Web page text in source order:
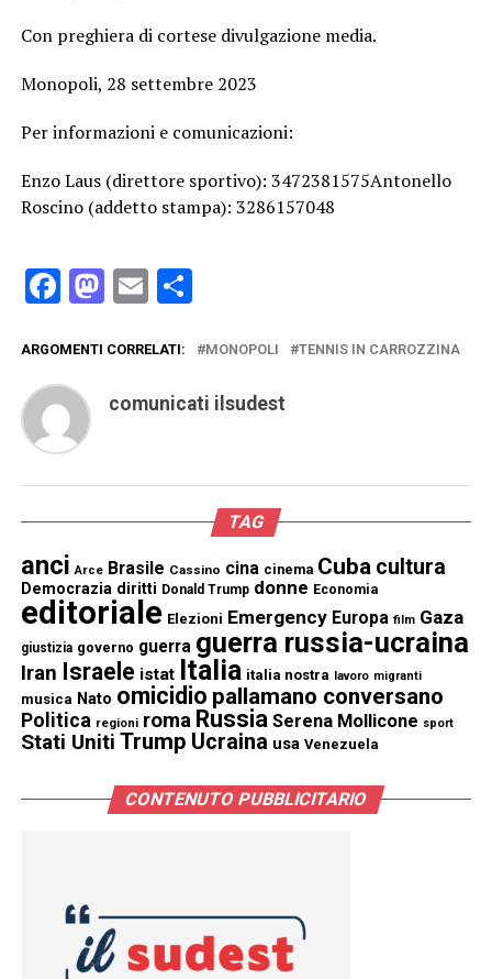
Con preghiera di cortese divulgazione media.
Monopoli, 28 settembre 2023
Per informazioni e comunicazioni:
Enzo Laus (direttore sportivo): 3472381575Antonello
Roscino (addetto stampa): 3286157048
Facebook
Mastodon
EmailCondividi
ARGOMENTI CORRELATI: MONOPOLI TENNIS IN CARROZZINA
comunicati ilsudest
TAG
anci Arce Brasile Cassino cina cinema Cuba cultura
Democrazia diritti Donald Trump donne Economia
editoriale Elezioni Emergency Europa film Gaza
giustizia governo guerra guerra russia-ucraina
Iran Israele istat Italia italia nostra lavoro migranti
musica Nato omicidio pallamano conversano
Politica regioni roma Russia Serena Mollicone sport
Stati Uniti Trump Ucraina usa Venezuela
CONTENUTO PUBBLICITARIO